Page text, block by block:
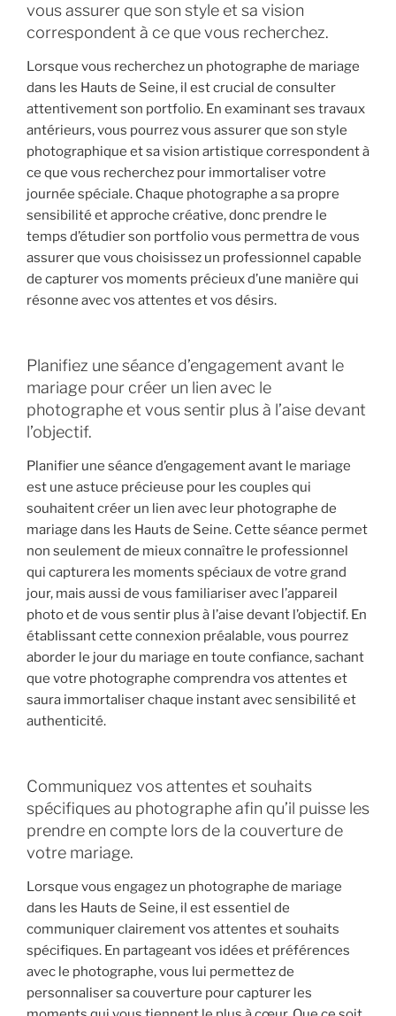
vous assurer que son style et sa vision
correspondent à ce que vous recherchez.
Lorsque vous recherchez un photographe de mariage
dans les Hauts de Seine, il est crucial de consulter
attentivement son portfolio. En examinant ses travaux
antérieurs, vous pourrez vous assurer que son style
photographique et sa vision artistique correspondent à
ce que vous recherchez pour immortaliser votre
journée spéciale. Chaque photographe a sa propre
sensibilité et approche créative, donc prendre le
temps d’étudier son portfolio vous permettra de vous
assurer que vous choisissez un professionnel capable
de capturer vos moments précieux d’une manière qui
résonne avec vos attentes et vos désirs.
Planifiez une séance d’engagement avant le
mariage pour créer un lien avec le
photographe et vous sentir plus à l’aise devant
l’objectif.
Planifier une séance d’engagement avant le mariage
est une astuce précieuse pour les couples qui
souhaitent créer un lien avec leur photographe de
mariage dans les Hauts de Seine. Cette séance permet
non seulement de mieux connaître le professionnel
qui capturera les moments spéciaux de votre grand
jour, mais aussi de vous familiariser avec l’appareil
photo et de vous sentir plus à l’aise devant l’objectif. En
établissant cette connexion préalable, vous pourrez
aborder le jour du mariage en toute confiance, sachant
que votre photographe comprendra vos attentes et
saura immortaliser chaque instant avec sensibilité et
authenticité.
Communiquez vos attentes et souhaits
spécifiques au photographe afin qu’il puisse les
prendre en compte lors de la couverture de
votre mariage.
Lorsque vous engagez un photographe de mariage
dans les Hauts de Seine, il est essentiel de
communiquer clairement vos attentes et souhaits
spécifiques. En partageant vos idées et préférences
avec le photographe, vous lui permettez de
personnaliser sa couverture pour capturer les